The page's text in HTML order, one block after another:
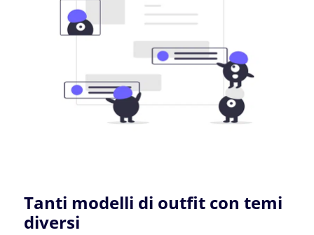
Tanti modelli di outfit con temi
diversi